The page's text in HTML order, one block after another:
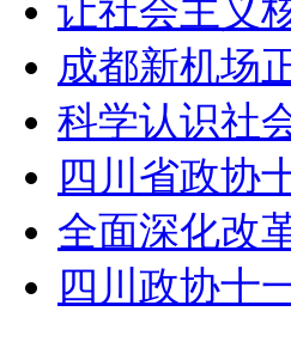
让社会主义
成都新机场
科学认识社
四川省政协
全面深化改
四川政协十